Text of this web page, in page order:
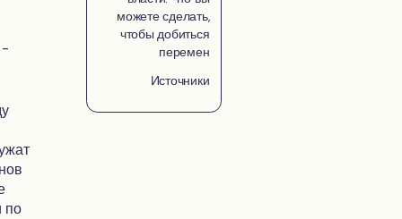
-
по
можете сделать,
чтобы добиться
перемен
Источники